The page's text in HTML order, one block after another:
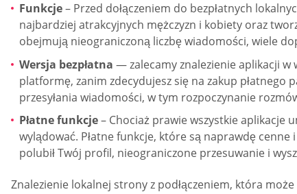
Funkcje– Przed dołączeniem do bezpłatnych
najbardziej atrakcyjnych mężczyzn i kobiety oraz
obejmują nieograniczoną liczbę wiadomości, wiele
Wersja bezpłatna — zalecamy znalezienie aplikacji w
platformę, zanim zdecydujesz się na zakup
przesyłania wiadomości, w tym rozpoczynanie
Płatne funkcje– Chociaż prawie wszystkie aplikacje
wylądować. Płatne funkcje, które są naprawdę
polubił Twój profil, nieograniczone przesuwanie i
Znalezienie lokalnej strony z podłączeniem, która